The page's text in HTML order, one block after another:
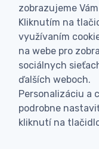
Skúsenosť
Široký
zobrazujeme
Kliknutím na
využívaním
na webe pro
sociálnych
ďalších weboch.
Personalizáciu a
podrobne
kliknutí na